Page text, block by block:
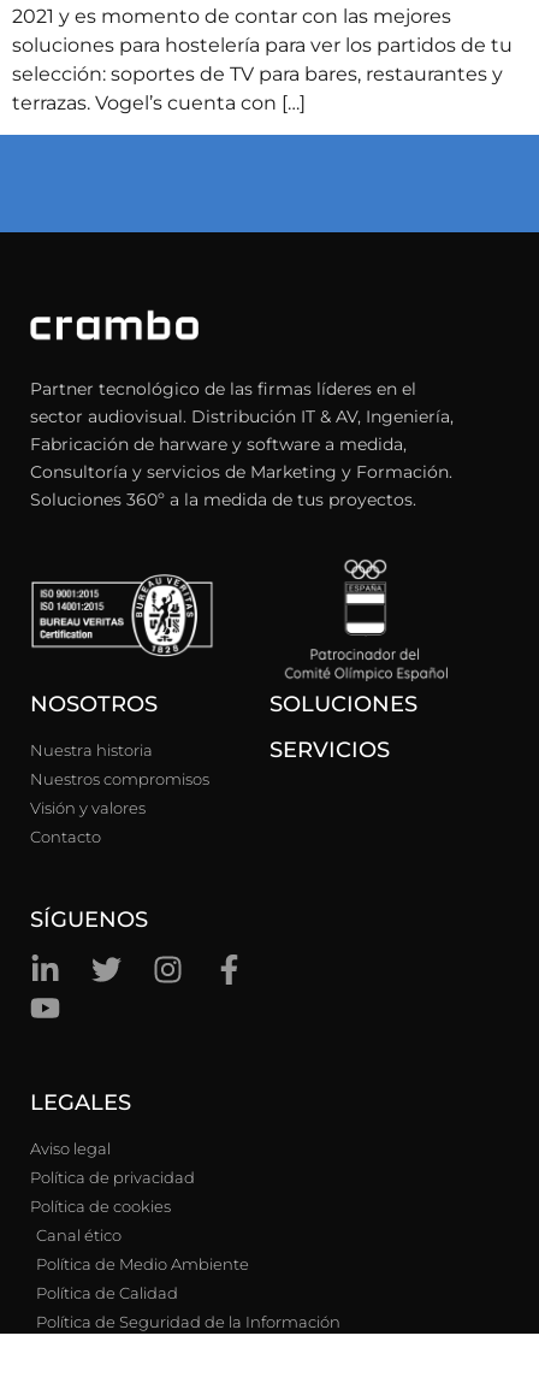
2021 y es momento de contar con las mejores
soluciones para hostelería para ver los partidos de tu
selección: soportes de TV para bares, restaurantes y
terrazas. Vogel’s cuenta con […]
Partner tecnológico de las firmas líderes en el
sector audiovisual. Distribución IT & AV, Ingeniería,
Fabricación de harware y software a medida,
Consultoría y servicios de Marketing y Formación.
Soluciones 360º a la medida de tus proyectos.
NOSOTROS
Nuestra historia
Nuestros compromisos
Visión y valores
Contacto
SÍGUENOS
SOLUCIONES
SERVICIOS
LEGALES
Aviso legal
Política de privacidad
Política de cookies
Canal ético
Política de Medio Ambiente
Política de Calidad
Política de Seguridad de la Información